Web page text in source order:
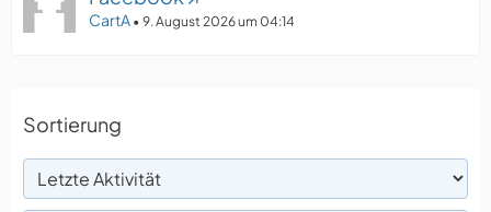
CartA 9. August 2026 um 04:14
Sortierung